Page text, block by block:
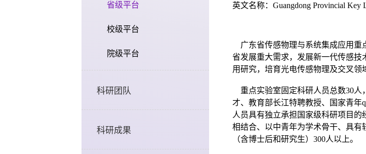
省级平台
校级平台
院级平台
科研团队
科研成果
英文名称：Guangdong Provincial Key
广东省传感物理与系统集成应用重
省发展重大需求，发展新一代传感
用研究，培育光电传感物理及交叉领
重点实验室固定科研人员总数30人
才、教育部长江特聘教授、国家青
人员具有独立承担国家级科研项目
相结合、以中青年为学术骨干、具
（含博士后和研究生）300人以上。